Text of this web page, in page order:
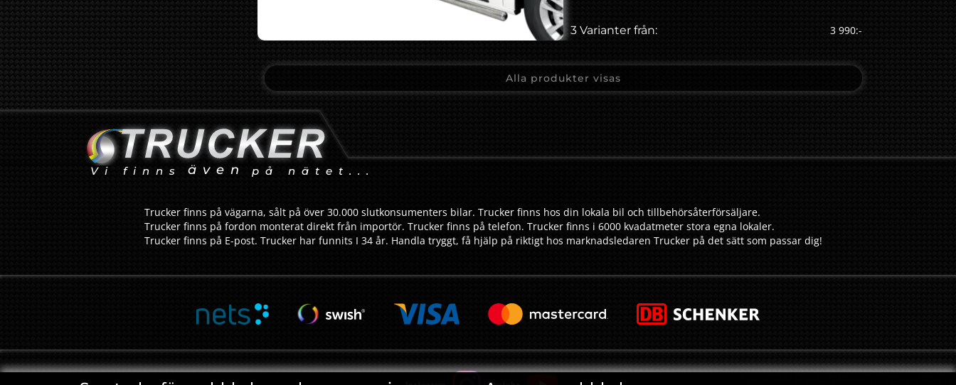
3 Varianter från: 3 990:-
Alla produkter visas
Vi finns även på nätet...
Trucker finns på vägarna, sålt på över 30.000 slutkonsumenters bilar. Trucker finns hos din lokala bil och tillbehörsåterförsäljare.
Trucker finns på fordon monterat direkt från importör. Trucker finns på telefon. Trucker finns i 6000 kvadatmeter stora egna lokaler.
Trucker finns på E-post. Trucker har funnits I 34 år. Handla tryggt, få hjälp på riktigt hos marknadsledaren Trucker på det sätt som passar dig!